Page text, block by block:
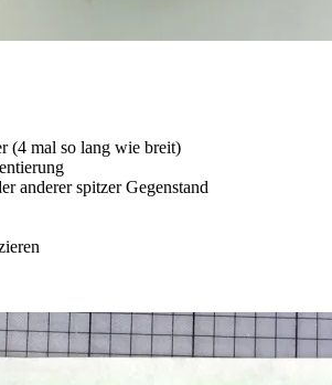
(4 mal so lang wie breit)
anderer spitzer Gegenstand